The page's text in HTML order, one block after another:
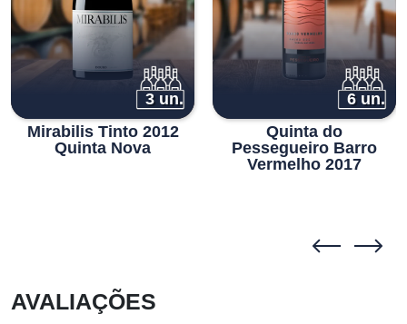
3 un.
Mirabilis Tinto 2012
Quinta Nova
6 un.
Quinta do
Pessegueiro Barro
Vermelho 2017
AVALIAÇÕES